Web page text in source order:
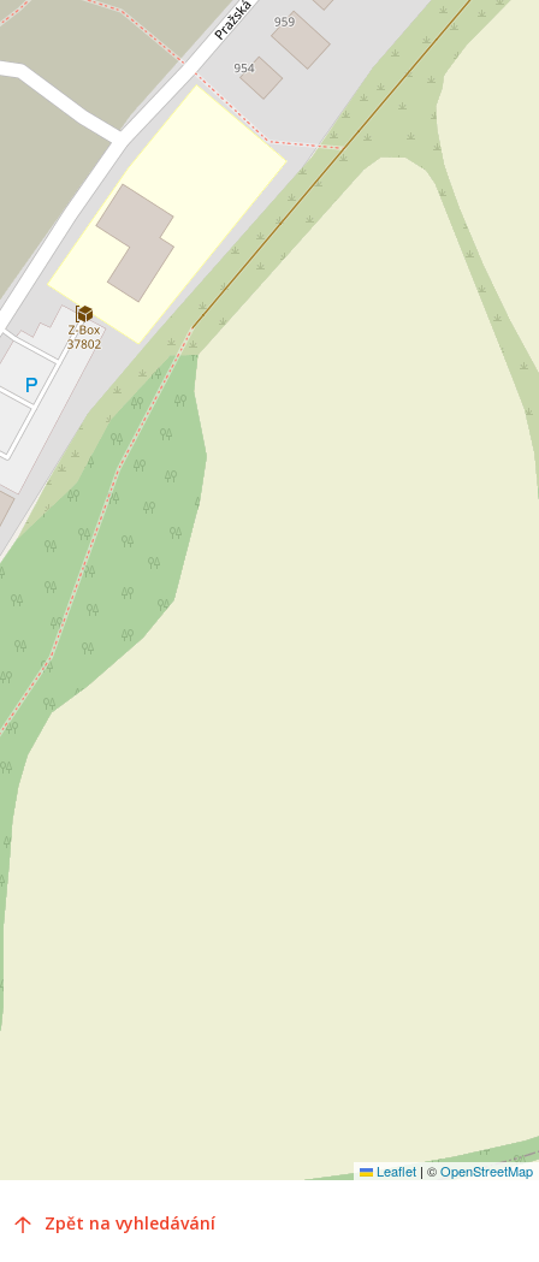
Leaflet | ©OpenStreetMap
Zpět na vyhledávání